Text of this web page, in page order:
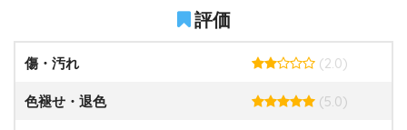
評価
傷・汚れ (2.0)
色褪せ・退色 (5.0)